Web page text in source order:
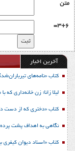
متن
3+6=
آخرین اخبار
کتاب «نامه‌های
لیلا زانا؛ زن خانه‌داری
کتاب «دختری که از دست
نگاهی به اهداف پشت پرده
کتاب «اسناد دیوان کیفری